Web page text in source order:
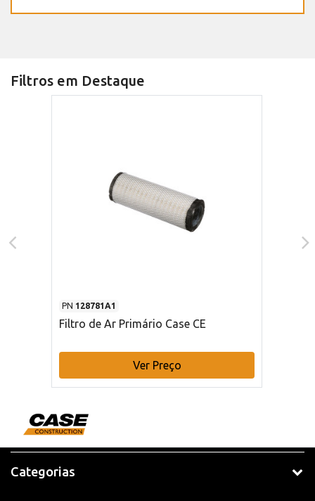
Filtros em Destaque
PN 128781A1
Filtro de Ar Primário Case CE
Ver Preço
Categorias